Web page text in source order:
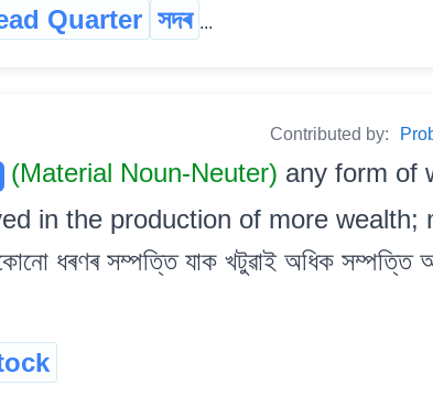
Quarter সদৰ ...
Contributed by:
(Material Noun-Neuter) any form of
in the production of more wealth;
ধৰণৰ সম্পত্তি যাক খটুৱাই অধিক সম্পত্তি